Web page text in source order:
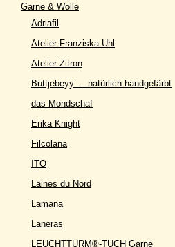
Garne & Wolle
Adriafil
Atelier Franziska Uhl
Atelier Zitron
Buttjebeyy ... natürlich handgefärbt
das Mondschaf
Erika Knight
Filcolana
ITO
Laines du Nord
Lamana
Laneras
LEUCHTTURM®-TUCH Garne